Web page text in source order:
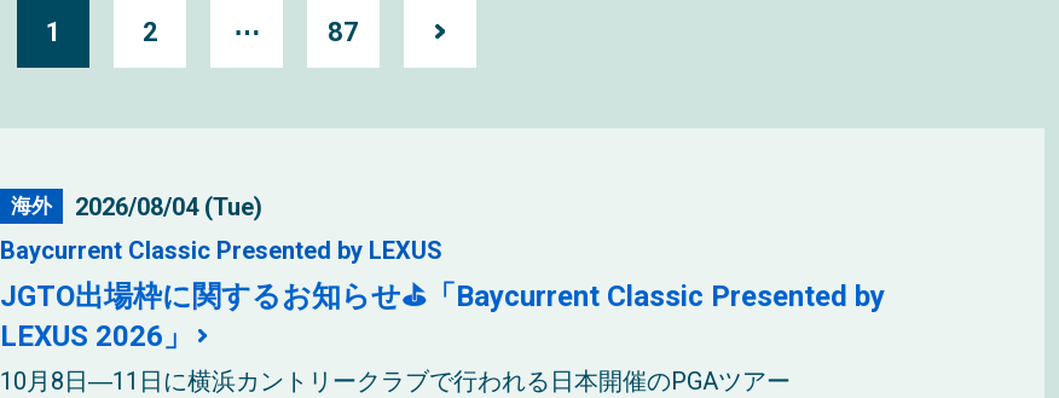
1 2 ⋯ 87
海外
2026/08/04 (Tue)
Baycurrent Classic Presented by LEXUS
JGTO出場枠に関するお知らせ⛳「Baycurrent Classic Presented by
LEXUS 2026」
​10月8日―11日に横浜カントリークラブで行われる日本開催のPGAツアー